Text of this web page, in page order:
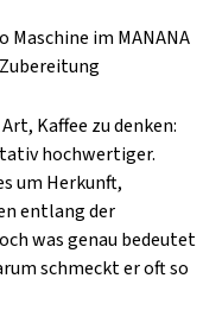
Kaffee zu denken:
hochwertiger.
um Herkunft,
entlang der
was genau bedeutet
schmeckt er oft so